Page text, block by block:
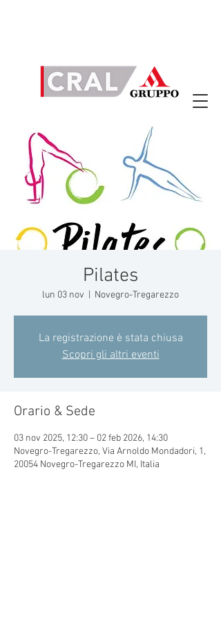
Pilates
lun 03 nov Novegro-Tregarezzo
La registrazione è stata chiusa
Scopri gli altri eventi
Orario & Sede
03 nov 2025, 12:30 – 02 feb 2026, 14:30
Novegro-Tregarezzo, Via Arnoldo Mondadori, 1,
20054 Novegro-Tregarezzo MI, Italia